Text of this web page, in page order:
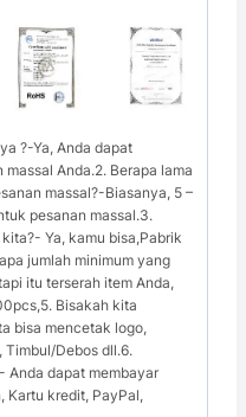
?-Ya, Anda dapat
Anda.2. Berapa lama
massal?-Biasanya, 5 –
pesanan massal.3.
Ya, kamu bisa,Pabrik
jumlah minimum yang
itu terserah item Anda,
Bisakah kita
bisa mencetak logo,
Timbul/Debos dll.6.
Anda dapat membayar
Kartu kredit, PayPal,